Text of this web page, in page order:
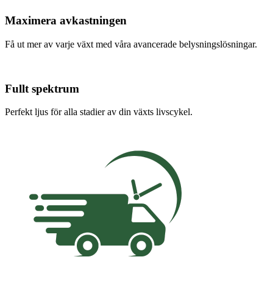
Maximera avkastningen
Få ut mer av varje växt med våra avancerade belysningslösningar.
Fullt spektrum
Perfekt ljus för alla stadier av din växts livscykel.